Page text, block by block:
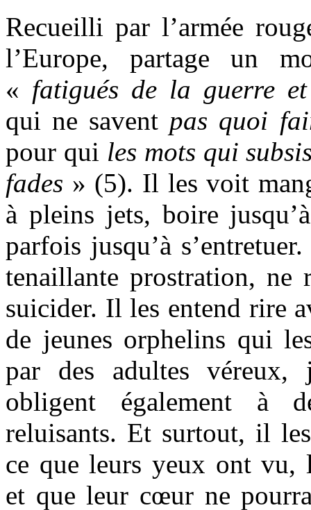
Recueilli par l’armée
l’Europe, partage un
« fatigués de la guerre et
qui ne savent pas quoi
pour qui les mots qui
fades » (5). Il les voit
à pleins jets, boire
parfois jusqu’à
tenaillante prostration, ne
suicider. Il les entend rire
de jeunes orphelins qui
par des adultes
obligent également à
reluisants. Et surtout, il
ce que leurs yeux ont vu,
et que leur cœur ne